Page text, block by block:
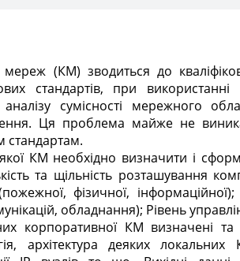
(КМ) зводиться до
стандартів, при використанні
сумісності мережного
Ця проблема майже не
стандартам.
КМ необхідно визначити і
та щільність розташування
фізичної, інформаційної);
обладнання); Рівень
корпоративної КМ визначені
архітектура деяких